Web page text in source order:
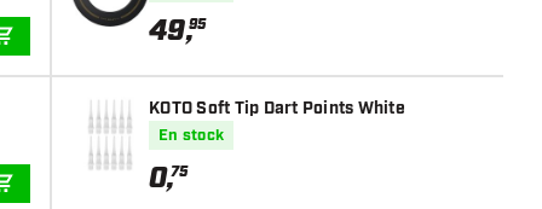
AÑADIR A LA CESTA
49,95
KOTO Soft Tip Dart Points White
En stock
0,75